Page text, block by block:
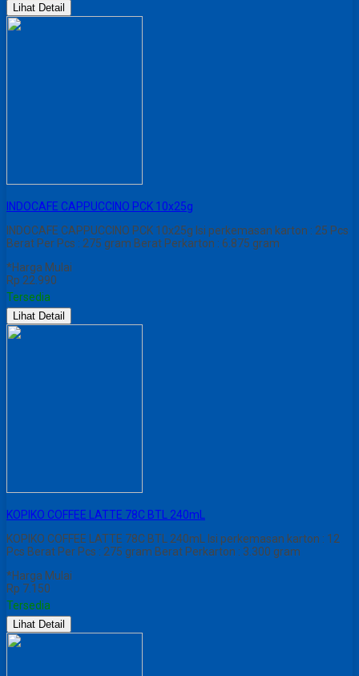
Lihat Detail
INDOCAFE CAPPUCCINO PCK 10x25g
INDOCAFE CAPPUCCINO PCK 10x25g Isi perkemasan karton : 25 Pcs
Berat Per Pcs : 275 gram Berat Perkarton : 6.875 gram
*Harga Mulai
Rp 22.990
Tersedia
Lihat Detail
KOPIKO COFFEE LATTE 78C BTL 240mL
KOPIKO COFFEE LATTE 78C BTL 240mL Isi perkemasan karton : 12
Pcs Berat Per Pcs : 275 gram Berat Perkarton : 3.300 gram
*Harga Mulai
Rp 7.150
Tersedia
Lihat Detail